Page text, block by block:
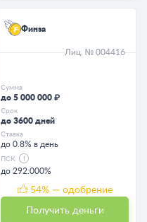
Финза
Лиц. № 004416
Сумма
до 5 000 000 ₽
Срок
до 3600 дней
Ставка
до 0.8% в день
ПСК
до 292.000%
54% — одобрение
Получить деньги